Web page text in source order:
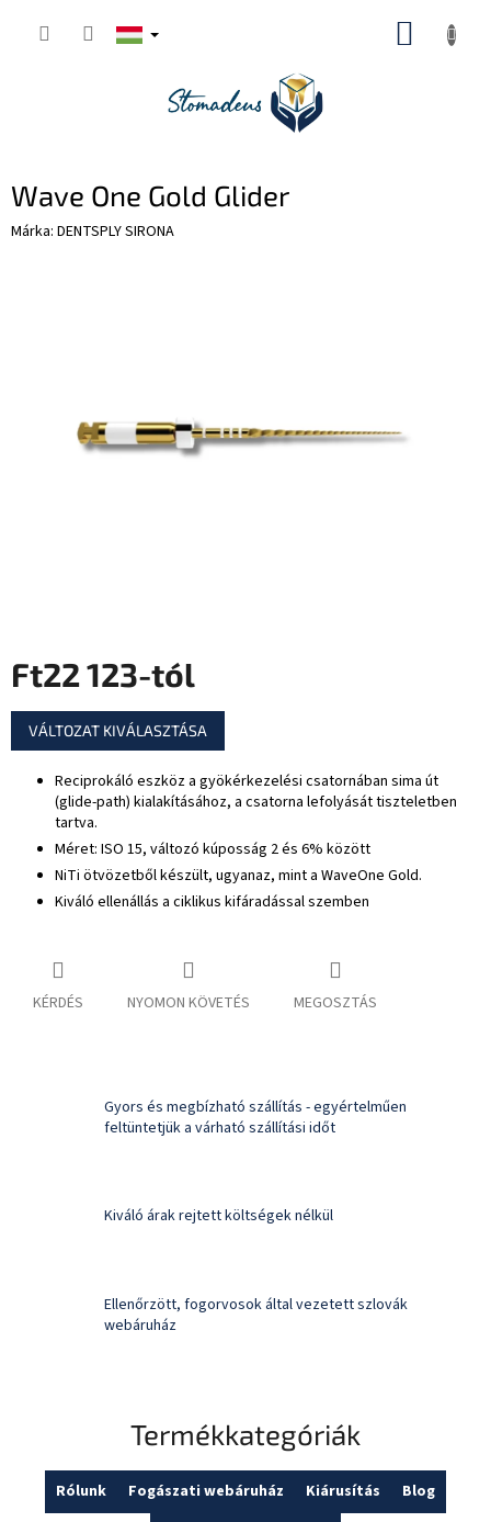
KOSÁR
Wave One Gold Glider
Márka: DENTSPLY SIRONA
Ft22 123-tól
Egységár:
VÁLTOZAT KIVÁLASZTÁSA
Reciprokáló eszköz a gyökérkezelési csatornában sima út
(glide-path) kialakításához, a csatorna lefolyását tiszteletben
tartva.
Méret: ISO 15, változó kúposság 2 és 6% között
NiTi ötvözetből készült, ugyanaz, mint a WaveOne Gold.
Kiváló ellenállás a ciklikus kifáradással szemben
KÉRDÉS NYOMON KÖVETÉS MEGOSZTÁS
Gyors és megbízható szállítás - egyértelműen
feltüntetjük a várható szállítási időt
Kiváló árak rejtett költségek nélkül
Ellenőrzött, fogorvosok által vezetett szlovák
webáruház
Termékkategóriák
Rólunk Fogászati webáruház Kiárusítás
Blog